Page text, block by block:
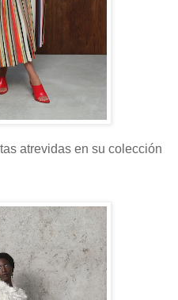
atrevidas en su colección